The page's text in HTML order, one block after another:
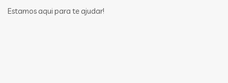
Estamos aqui para te ajudar!